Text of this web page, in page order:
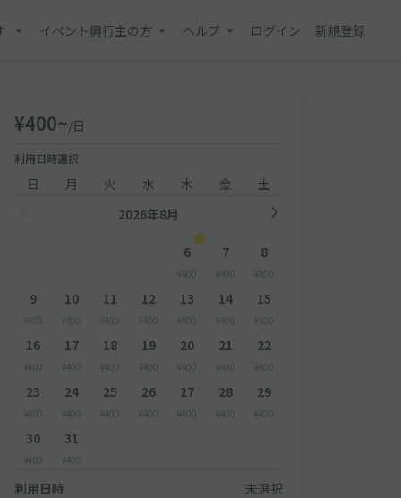
イベント興行主の方 ヘルプ ログイン 新規登録
¥400~/日
利用日時選択
日 月 火 水 木 金
土
2026年8月
6
¥400
7
¥400
8
¥400
9
¥400
10
¥400
11
¥400
12
¥400
13
¥400
14
¥400
15
¥400
16
¥400
17
¥400
18
¥400
19
¥400
20
¥400
21
¥400
22
¥400
23
¥400
24
¥400
25
¥400
26
¥400
27
¥400
28
¥400
29
¥400
30
¥400
31
¥400
利用日時
未選択